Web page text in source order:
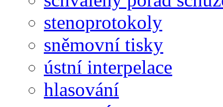
stenoprotokoly
sněmovní tisky
ústní interpelace
hlasování